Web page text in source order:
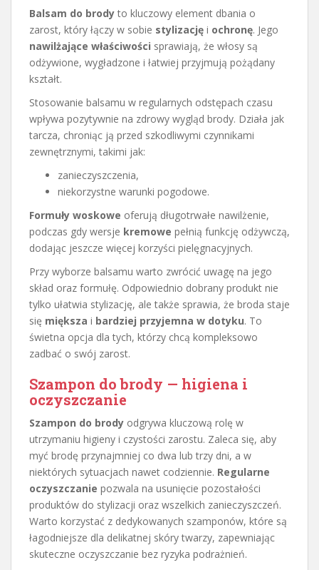
Balsam do brody to kluczowy element dbania o
zarost, który łączy w sobie stylizację i ochronę. Jego
nawilżające właściwości sprawiają, że włosy są
odżywione, wygładzone i łatwiej przyjmują pożądany
kształt.
Stosowanie balsamu w regularnych odstępach czasu
wpływa pozytywnie na zdrowy wygląd brody. Działa jak
tarcza, chroniąc ją przed szkodliwymi czynnikami
zewnętrznymi, takimi jak:
zanieczyszczenia,
niekorzystne warunki pogodowe.
Formuły woskowe oferują długotrwałe nawilżenie,
podczas gdy wersje kremowe pełnią funkcję odżywczą,
dodając jeszcze więcej korzyści pielęgnacyjnych.
Przy wyborze balsamu warto zwrócić uwagę na jego
skład oraz formułę. Odpowiednio dobrany produkt nie
tylko ułatwia stylizację, ale także sprawia, że broda staje
się miększa i bardziej przyjemna w dotyku. To
świetna opcja dla tych, którzy chcą kompleksowo
zadbać o swój zarost.
Szampon do brody — higiena i
oczyszczanie
Szampon do brody odgrywa kluczową rolę w
utrzymaniu higieny i czystości zarostu. Zaleca się, aby
myć brodę przynajmniej co dwa lub trzy dni, a w
niektórych sytuacjach nawet codziennie. Regularne
oczyszczanie pozwala na usunięcie pozostałości
produktów do stylizacji oraz wszelkich zanieczyszczeń.
Warto korzystać z dedykowanych szamponów, które są
łagodniejsze dla delikatnej skóry twarzy, zapewniając
skuteczne oczyszczanie bez ryzyka podrażnień.